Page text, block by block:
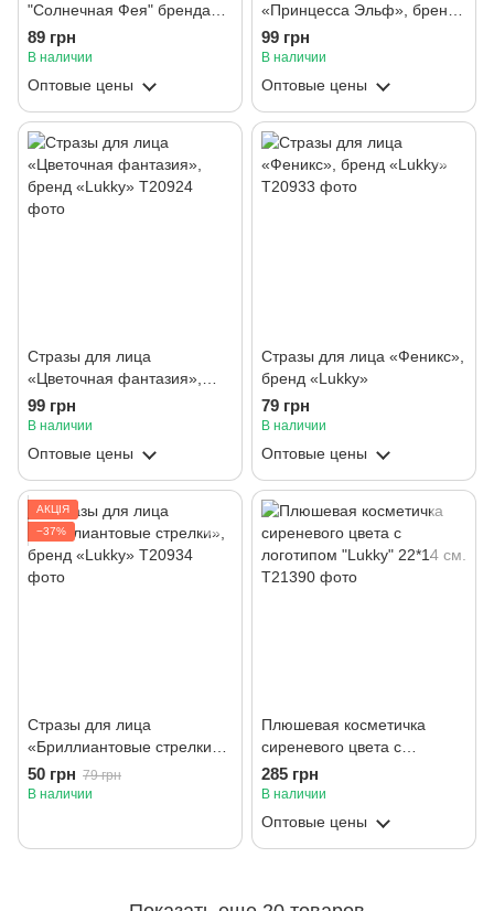
"Солнечная Фея" бренда
"Lukky"
89 грн
В наличии
Оптовые цены
«Принцесса Эльф», бренд
«Lukky»
99 грн
В наличии
Оптовые цены
Стразы для лица
«Цветочная фантазия»,
бренд «Lukky»
99 грн
В наличии
Оптовые цены
Стразы для лица «Феникс»,
бренд «Lukky»
79 грн
В наличии
Оптовые цены
АКЦІЯ
−37%
Стразы для лица
«Бриллиантовые стрелки»,
бренд «Lukky»
50 грн 79 грн
В наличии
Плюшевая косметичка
сиреневого цвета с
логотипом "Lukky" 22*14 см.
285 грн
В наличии
Оптовые цены